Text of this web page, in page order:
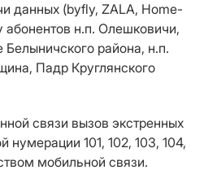
данных (byfly, ZALA, Home-
абонентов н.п. Олешковичи,
района, н.п.
Падр Круглянского
связи вызов экстренных
101, 102, 103, 104,
мобильной связи.